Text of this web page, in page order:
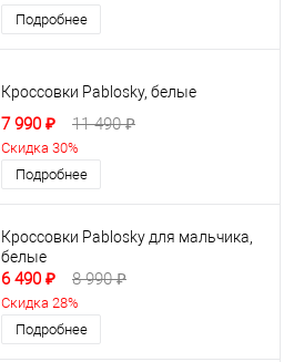
Подробнее
Кроссовки Pablosky, белые
7 990 ₽ 11 490 ₽
Скидка 30%
Подробнее
Кроссовки Pablosky для мальчика,
белые
6 490 ₽ 8 990 ₽
Скидка 28%
Подробнее